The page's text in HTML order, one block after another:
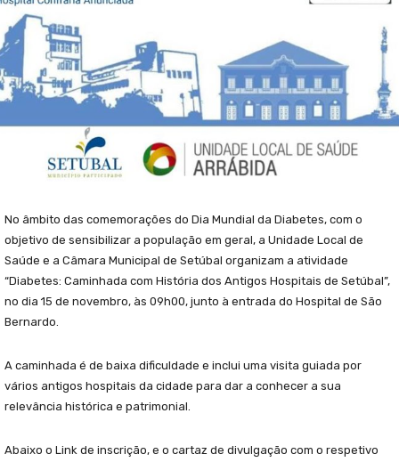
No âmbito das comemorações do Dia Mundial da Diabetes, com o
objetivo de sensibilizar a população em geral, a Unidade Local de
Saúde e a Câmara Municipal de Setúbal organizam a atividade
“Diabetes: Caminhada com História dos Antigos Hospitais de Setúbal”,
no dia 15 de novembro, às 09h00, junto à entrada do Hospital de São
Bernardo.
A caminhada é de baixa dificuldade e inclui uma visita guiada por
vários antigos hospitais da cidade para dar a conhecer a sua
relevância histórica e patrimonial.
Abaixo o Link de inscrição, e o cartaz de divulgação com o respetivo